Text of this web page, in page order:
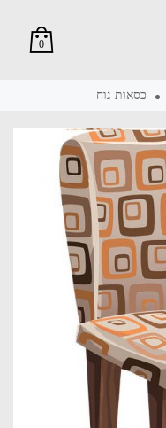
0
כסאות נוח